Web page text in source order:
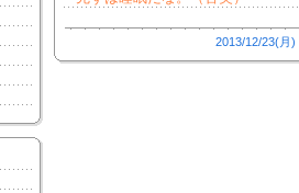
2013/12/23(月)